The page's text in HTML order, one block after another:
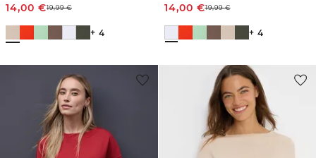
14,00 €19,99€
+ 4
14,00 €19,99€
+ 4